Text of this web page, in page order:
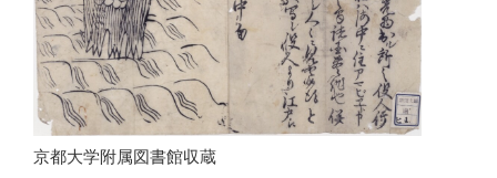
京都大学附属図書館収蔵